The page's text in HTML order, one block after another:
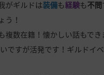
がギルドは装備も経験も不問
う！
複数在籍！懐かしい話もでき
ですが活発です！ギルドイ